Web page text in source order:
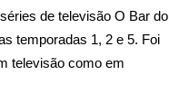
de televisão O Bar do
temporadas 1, 2 e 5. Foi
televisão como em